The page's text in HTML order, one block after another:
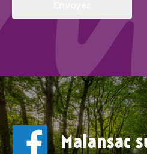
Malansac